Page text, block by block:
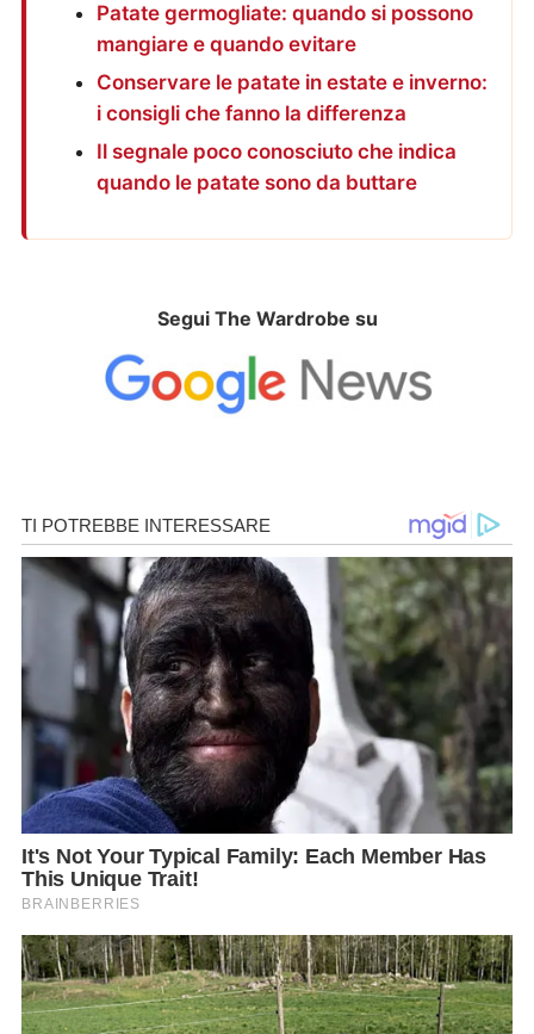
Patate germogliate: quando si possono
mangiare e quando evitare
Conservare le patate in estate e inverno:
i consigli che fanno la differenza
Il segnale poco conosciuto che indica
quando le patate sono da buttare
Segui The Wardrobe su